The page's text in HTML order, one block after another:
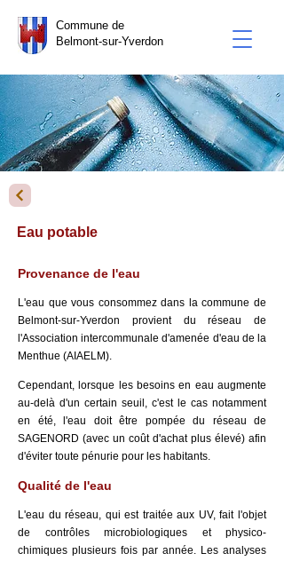
Commune de
Belmont-sur-Yverdon
Eau potable
Provenance de l'eau
L'eau que vous consommez dans la commune de
Belmont-sur-Yverdon provient du réseau de
l'Association intercommunale d'amenée d'eau de la
Menthue (AIAELM).
Cependant, lorsque les besoins en eau augmente
au-delà d'un certain seuil, c'est le cas notamment
en été, l'eau doit être pompée du réseau de
SAGENORD (avec un coût d'achat plus élevé) afin
d'éviter toute pénurie pour les habitants.
Qualité de l'eau
L'eau du réseau, qui est traitée aux UV, fait l'objet
de contrôles microbiologiques et physico-
chimiques plusieurs fois par année. Les analyses